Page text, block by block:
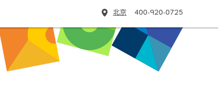
北京 400-920-0725